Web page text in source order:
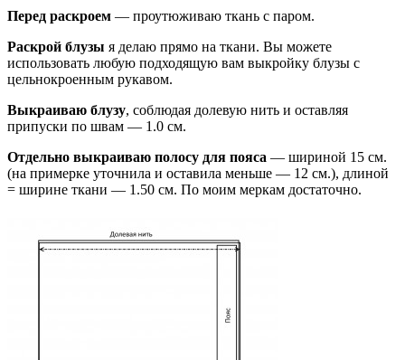
Перед раскроем — проутюживаю ткань с паром.
Раскрой блузы я делаю прямо на ткани. Вы можете
использовать любую подходящую вам выкройку блузы с
цельнокроенным рукавом.
Выкраиваю блузу, соблюдая долевую нить и оставляя
припуски по швам — 1.0 см.
Отдельно выкраиваю полосу для пояса — шириной 15 см.
(на примерке уточнила и оставила меньше — 12 см.), длиной
= ширине ткани — 1.50 см. По моим меркам достаточно.